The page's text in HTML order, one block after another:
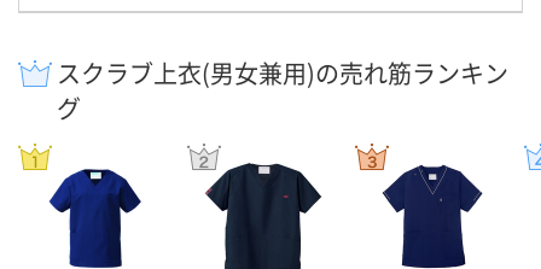
スクラブ上衣(男女兼用)の売れ筋ランキン
グ